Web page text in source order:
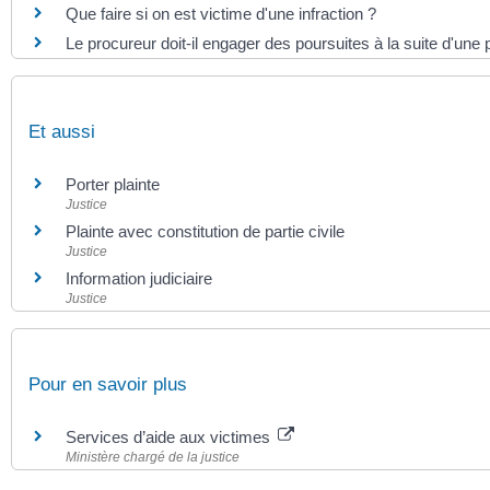
Que faire si on est victime d'une infraction ?
Le procureur doit-il engager des poursuites à la suite d'une
Et aussi
Porter plainte
Justice
Plainte avec constitution de partie civile
Justice
Information judiciaire
Justice
Pour en savoir plus
Services d’aide aux victimes
Ministère chargé de la justice